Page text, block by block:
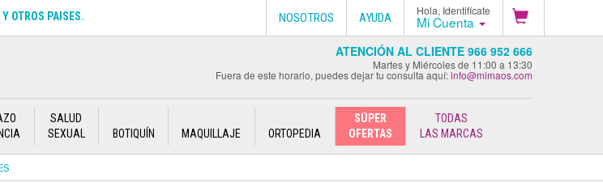
OTROS PAISES. Hola, Identifícate
Mi Cuenta
AYUDA
NOSOTROS
ATENCIÓN AL CLIENTE 966 952 666
Martes y Miércoles de 11:00 a 13:30
Fuera de este horario, puedes dejar tu consulta aquí:info@mimaos.com
SALUD
SEXUAL
BOTIQUÍN MAQUILLAJE ORTOPEDIA
SÚPER
OFERTAS
TODAS
LAS MARCAS